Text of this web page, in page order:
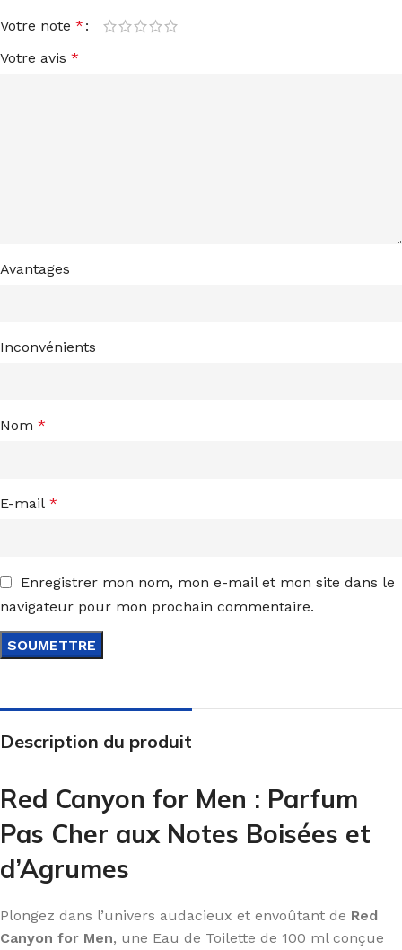
Votre note *
Votre avis *
Avantages
Inconvénients
Nom *
E-mail *
Enregistrer mon nom, mon e-mail et mon site dans le
navigateur pour mon prochain commentaire.
Description du produit
Red Canyon for Men : Parfum
Pas Cher aux Notes Boisées et
d’Agrumes
Plongez dans l’univers audacieux et envoûtant de Red
Canyon for Men, une Eau de Toilette de 100 ml conçue